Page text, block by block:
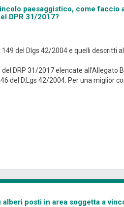
paesaggistico, come
DPR 31/2017?
del Dlgs 42/2004 e quelli descritti
DRP 31/2017 elencate all'Allegato
del D.Lgs 42/2004. Per una miglior
posti in area soggetta a